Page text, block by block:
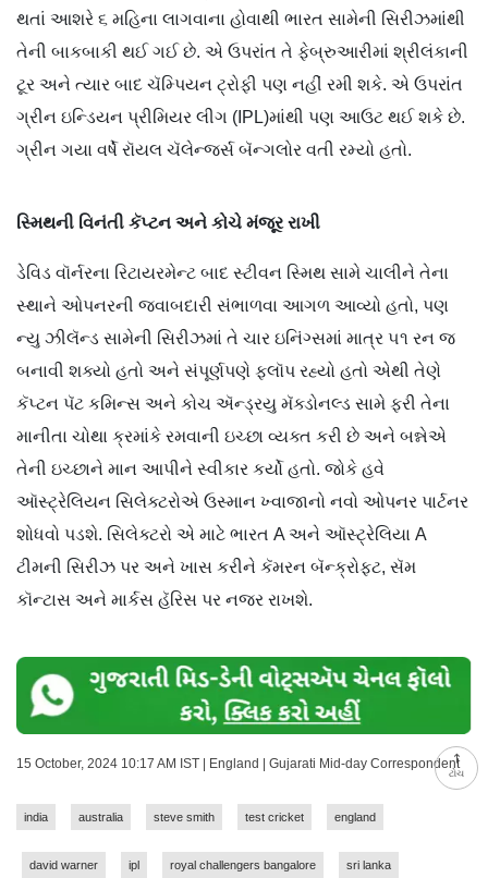
ટોચ
થતાં આશરે ૬ મહિના લાગવાના હોવાથી ભારત સામેની સિરીઝમાંથી
તેની બાકબાકી થઈ ગઈ છે. એ ઉપરાંત તે ફેબ્રુઆરીમાં શ્રીલંકાની
ટૂર અને ત્યાર બાદ ચૅમ્પિયન ટ્રોફી પણ નહીં રમી શકે. એ ઉપરાંત
ગ્રીન ઇન્ડિયન પ્રીમિયર લીગ (IPL)માંથી પણ આઉટ થઈ શકે છે.
ગ્રીન ગયા વર્ષે રૉયલ ચૅલેન્જર્સ બૅન્ગલોર વતી રમ્યો હતો.
સ્મિથની વિનંતી કૅપ્ટન અને કોચે મંજૂર રાખી
ડેવિડ વૉર્નરના રિટાયરમેન્ટ બાદ સ્ટીવન સ્મિથ સામે ચાલીને તેના
સ્થાને ઓપનરની જવાબદારી સંભાળવા આગળ આવ્યો હતો, પણ
ન્યુ ઝીલૅન્ડ સામેની સિરીઝમાં તે ચાર ઇનિંગ્સમાં માત્ર ૫૧ રન જ
બનાવી શક્યો હતો અને સંપૂર્ણપણે ફ્લૉપ રહ્યો હતો એથી તેણે
કૅપ્ટન પૅટ કમિન્સ અને કોચ ઍન્ડ્રયુ મૅક્ડોનલ્ડ સામે ફરી તેના
માનીતા ચોથા ક્રમાંકે રમવાની ઇચ્છા વ્યક્ત કરી છે અને બન્નેએ
તેની ઇચ્છાને માન આપીને સ્વીકાર કર્યો હતો. જોકે હવે
ઑસ્ટ્રેલિયન સિલેક્ટરોએ ઉસ્માન ખ્વાજાનો નવો ઓપનર પાર્ટનર
શોધવો પડશે. સિલેક્ટરો એ માટે ભારત A અને ઑસ્ટ્રેલિયા A
ટીમની સિરીઝ પર અને ખાસ કરીને કૅમરન બૅન્ક્રોફ્ટ, સૅમ
કૉન્ટાસ અને માર્કસ હૅરિસ પર નજર રાખશે.
15 October, 2024 10:17 AM IST | England | Gujarati Mid-day Correspondent
india australia steve smith test cricket england
david warner ipl royal challengers bangalore sri lanka